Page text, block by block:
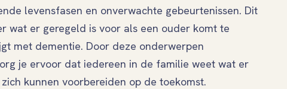
levensfasen en onverwachte gebeurtenissen. Dit
wat er geregeld is voor als een ouder komt te
met dementie. Door deze onderwerpen
je ervoor dat iedereen in de familie weet wat er
kunnen voorbereiden op de toekomst.